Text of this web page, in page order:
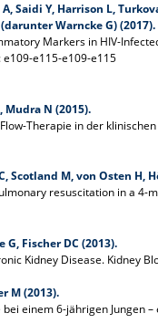
Saidi Y, Harrison L,
Warncke G) (2017).
Markers in HIV-
e109-e115-e109-e115
Mudra N (2015).
Therapie in der
Scotland M, von Osten H,
resuscitation in a 4-
G, Fischer DC (2013).
Kidney Disease. Kidney
M (2013).
einem 6-jährigen Jungen